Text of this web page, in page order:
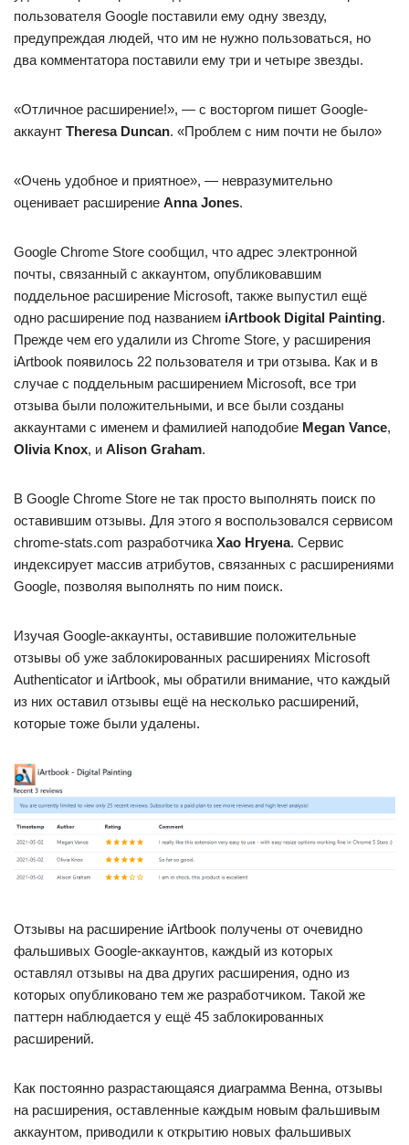
пользователя Google поставили ему одну звезду,
предупреждая людей, что им не нужно пользоваться, но
два комментатора поставили ему три и четыре звезды.
«Отличное расширение!», — с восторгом пишет Google-
аккаунт Theresa Duncan. «Проблем с ним почти не было»
«Очень удобное и приятное», — невразумительно
оценивает расширение Anna Jones.
Google Chrome Store сообщил, что адрес электронной
почты, связанный с аккаунтом, опубликовавшим
поддельное расширение Microsoft, также выпустил ещё
одно расширение под названием iArtbook Digital Painting.
Прежде чем его удалили из Chrome Store, у расширения
iArtbook появилось 22 пользователя и три отзыва. Как и в
случае с поддельным расширением Microsoft, все три
отзыва были положительными, и все были созданы
аккаунтами с именем и фамилией наподобие Megan Vance,
Olivia Knox, и Alison Graham.
В Google Chrome Store не так просто выполнять поиск по
оставившим отзывы. Для этого я воспользовался сервисом
chrome-stats.com разработчика Хао Нгуена. Сервис
индексирует массив атрибутов, связанных с расширениями
Google, позволяя выполнять по ним поиск.
Изучая Google-аккаунты, оставившие положительные
отзывы об уже заблокированных расширениях Microsoft
Authenticator и iArtbook, мы обратили внимание, что каждый
из них оставил отзывы ещё на несколько расширений,
которые тоже были удалены.
Отзывы на расширение iArtbook получены от очевидно
фальшивых Google-аккаунтов, каждый из которых
оставлял отзывы на два других расширения, одно из
которых опубликовано тем же разработчиком. Такой же
паттерн наблюдается у ещё 45 заблокированных
расширений.
Как постоянно разрастающаяся диаграмма Венна, отзывы
на расширения, оставленные каждым новым фальшивым
аккаунтом, приводили к открытию новых фальшивых